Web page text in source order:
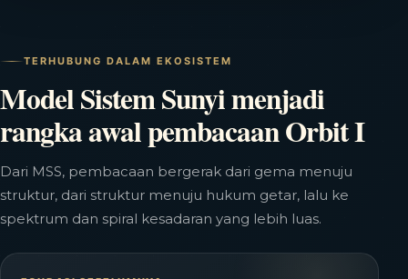
TERHUBUNG DALAM EKOSISTEM
Model Sistem Sunyi menjadi
rangka awal pembacaan Orbit I
Dari MSS, pembacaan bergerak dari gema menuju
struktur, dari struktur menuju hukum getar, lalu ke
spektrum dan spiral kesadaran yang lebih luas.